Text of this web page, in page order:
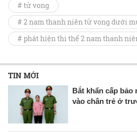
# tử vong
# 2 nam thanh niên tử vong dưới
# phát hiện thi thể 2 nam thanh
TIN MỚI
Bắt khẩn cấp bảo
vào chân trẻ ở